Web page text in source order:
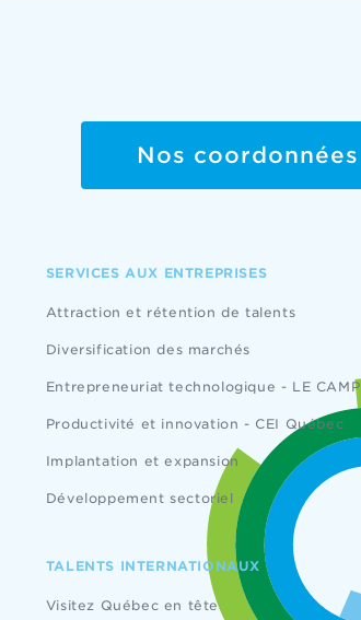
Nos coordonnées
SERVICES AUX ENTREPRISES
Attraction et rétention de talents
Diversification des marchés
Entrepreneuriat technologique - LE CAMP
Productivité et innovation - CEI Québec
Implantation et expansion
Développement sectoriel
TALENTS INTERNATIONAUX
Visitez Québec en tête